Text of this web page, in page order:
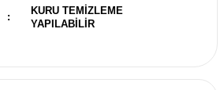
:
KURU TEMİZLEME
YAPILABİLİR